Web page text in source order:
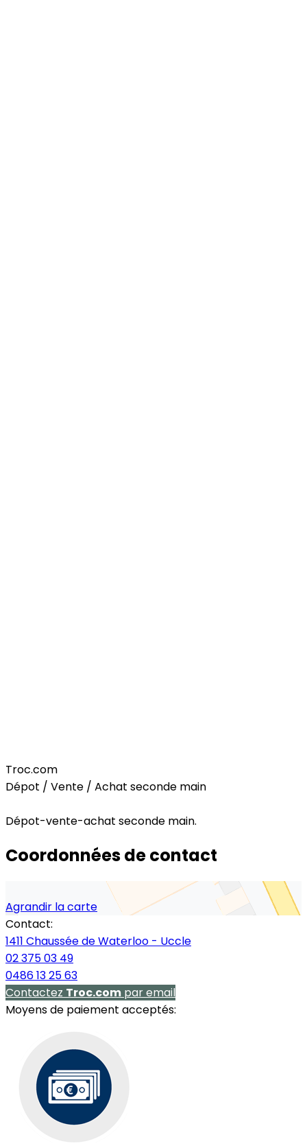
Troc.com
Dépot / Vente / Achat seconde main
Dépot-vente-achat seconde main.
Coordonnées de contact
Agrandir la carte
Contact:
1411 Chaussée de Waterloo - Uccle
02 375 03 49
0486 13 25 63
Contactez Troc.com par email
Moyens de paiement acceptés: